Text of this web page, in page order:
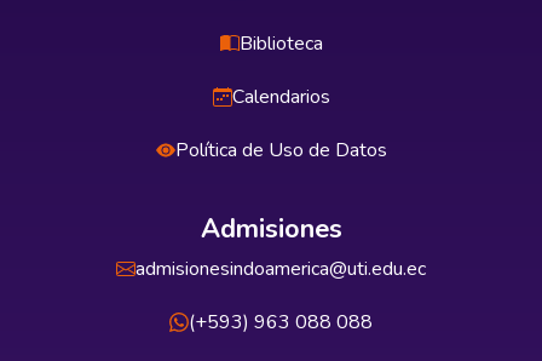
Biblioteca
Calendarios
Política de Uso de Datos
Admisiones
admisionesindoamerica@uti.edu.ec
(+593) 963 088 088